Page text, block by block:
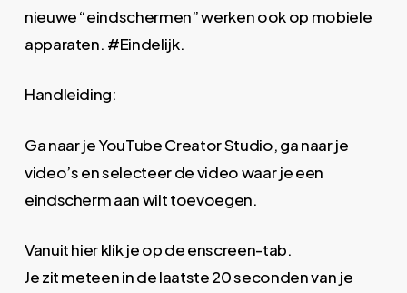
nieuwe “eindschermen” werken ook op mobiele
apparaten. #Eindelijk.
Handleiding:
Ga naar je YouTube Creator Studio, ga naar je
video’s en selecteer de video waar je een
eindscherm aan wilt toevoegen.
Vanuit hier klik je op de enscreen-tab.
Je zit meteen in de laatste 20 seconden van je